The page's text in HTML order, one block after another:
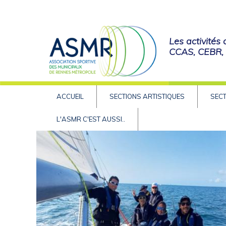
Les activités
CCAS,
ACCUEIL SECTIONS ARTISTIQUES
L'ASMR C'EST AUSSI..